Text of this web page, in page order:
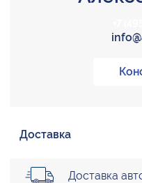
Доставка
Доставка